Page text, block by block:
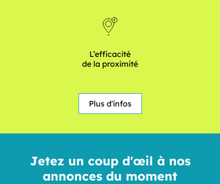
L’efficacité
de la proximité
Plus d'infos
Jetez un coup d'œil à nos
annonces du moment